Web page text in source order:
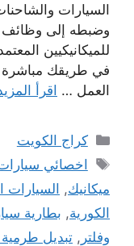
السيارات
وضبطه إلى وظائف
للميكانيكيين
في طريقك
العمل … اقرأ
التصنيفات
كراج الكويت
الوسوم
اخصائي
ميكانيك, السيارات
الكورية, بطارية
وفلتر , تبديل طرمية